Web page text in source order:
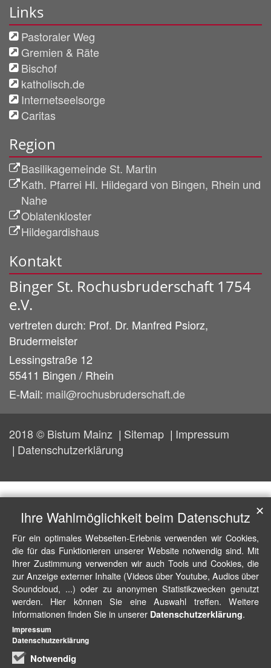
Links
Pastoraler Weg
Gremien & Räte
Bischof
katholisch.de
Internetseelsorge
Caritas
Region
Basilikagemeinde St. Martin
Kath. Pfarrei Hl. Hildegard von Bingen, Rhein und
Nahe
Oblatenkloster
Hildegardishaus
Kontakt
Binger St. Rochusbruderschaft 1754
e.V.
vertreten durch: Prof. Dr. Manfred Psiorz,
Brudermeister
Lessingstraße 12
55411 Bingen / Rhein
E-Mail: mail@rochusbruderschaft.de
2018 © Bistum Mainz Sitemap
Impressum
Datenschutzerklärung
Ihre Wahlmöglichkeit beim Datenschutz
Für ein optimales Webseiten-Erlebnis verwenden wir Cookies,
die für das Funktionieren unserer Website notwendig sind. Mit
Ihrer Zustimmung verwenden wir auch Tools und Cookies, die
zur Anzeige externer Inhalte (Videos über Youtube, Audios über
Soundcloud, ...) oder zu anonymen Statistikzwecken genutzt
werden. Hier können Sie eine Auswahl treffen. Weitere
Informationen finden Sie in unserer Datenschutzerklärung.
Notwendig
✕
Impressum
Datenschutzerklärung